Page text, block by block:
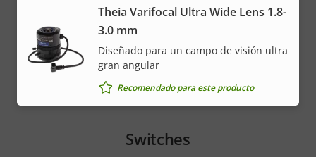
Theia Varifocal Ultra Wide Lens 1.8-
3.0 mm
Diseñado para un campo de visión ultra
gran angular
Recomendado para este producto
Switches